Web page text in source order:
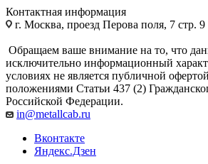
Контактная информация
г. Москва, проезд Перова поля, 7 стр. 9
Обращаем ваше внимание на то, что
исключительно информационный
условиях не является публичной
положениями Статьи 437 (2)
Российской Федерации.
in@metallcab.ru
Вконтакте
Яндекс.Дзен